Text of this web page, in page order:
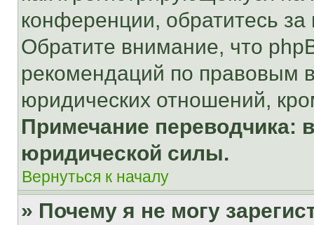
конференции, обратитесь
Обратите внимание, что
рекомендаций по правовым
юридических отношений,
Примечание переводчика:
юридической силы.
Вернуться к началу
» Почему я не могу